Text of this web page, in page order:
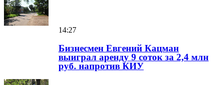
14:27
Бизнесмен Евгений Кацман
выиграл аренду 9 соток за 2,4 млн
руб. напротив КИУ